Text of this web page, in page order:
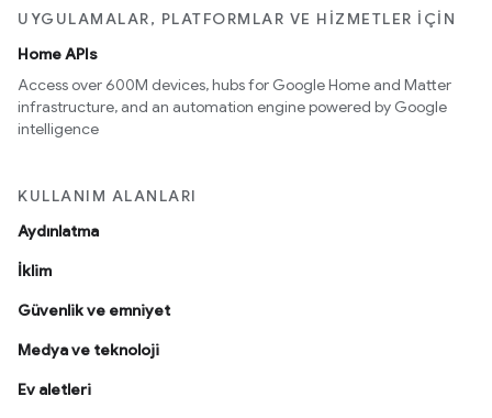
UYGULAMALAR, PLATFORMLAR VE HIZMETLER IÇIN
Home APIs
Access over 600M devices, hubs for Google Home and Matter
infrastructure, and an automation engine powered by Google
intelligence
KULLANIM ALANLARI
Aydınlatma
İklim
Güvenlik ve emniyet
Medya ve teknoloji
Ev aletleri